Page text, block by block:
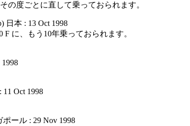
の度ごとに直して乗っておられます。
日本 : 13 Oct 1998
に、もう10年乗っておられます。
1998
11 Oct 1998
ポール : 29 Nov 1998